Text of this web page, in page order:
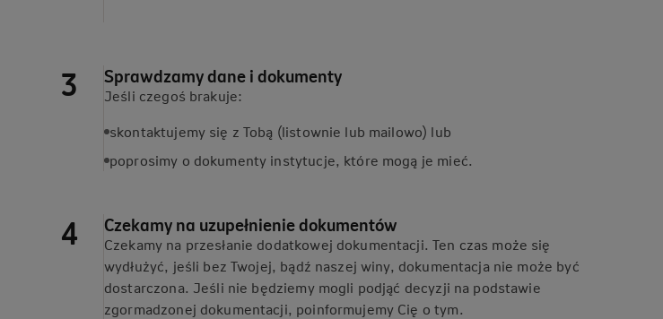
Sprawdzamy dane i dokumenty
Jeśli czegoś brakuje:
skontaktujemy się z Tobą (listownie lub mailowo) lub
poprosimy o dokumenty instytucje, które mogą je mieć.
Czekamy na uzupełnienie dokumentów
Czekamy na przesłanie dodatkowej dokumentacji. Ten czas może się
wydłużyć, jeśli bez Twojej, bądź naszej winy, dokumentacja nie może być
dostarczona. Jeśli nie będziemy mogli podjąć decyzji na podstawie
zgormadzonej dokumentacji, poinformujemy Cię o tym.